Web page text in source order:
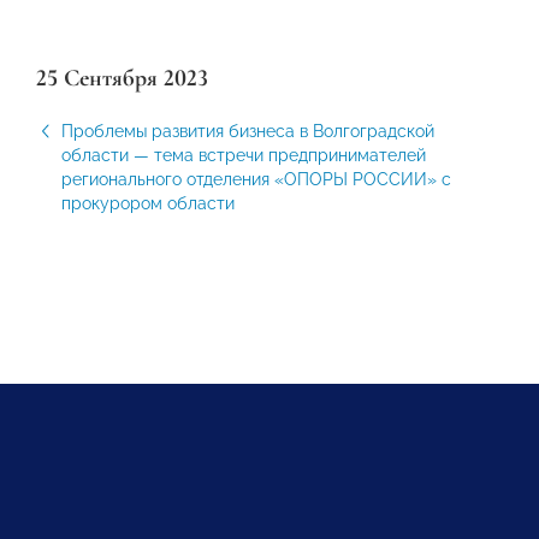
25 Сентября 2023
Проблемы развития бизнеса в Волгоградской
области — тема встречи предпринимателей
регионального отделения «ОПОРЫ РОССИИ» с
прокурором области